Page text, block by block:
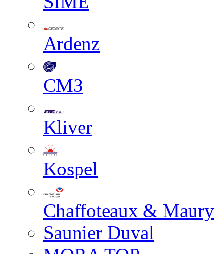
Ardenz
СМЗ
Kliver
Kospel
Chaffoteaux & Maury
Saunier Duval